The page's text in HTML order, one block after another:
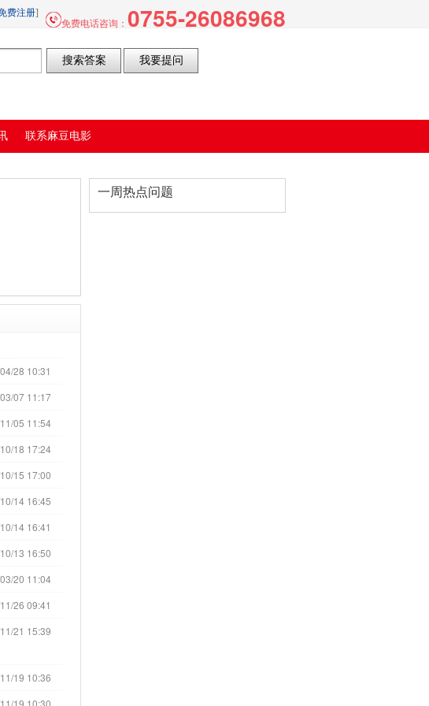
免费电话咨询： 0755-26086968
费注册]
联系麻豆电影
28 10:31
07 11:17
05 11:54
18 17:24
15 17:00
14 16:45
14 16:41
13 16:50
20 11:04
26 09:41
21 15:39
19 10:36
19 10:30
一周热点问题